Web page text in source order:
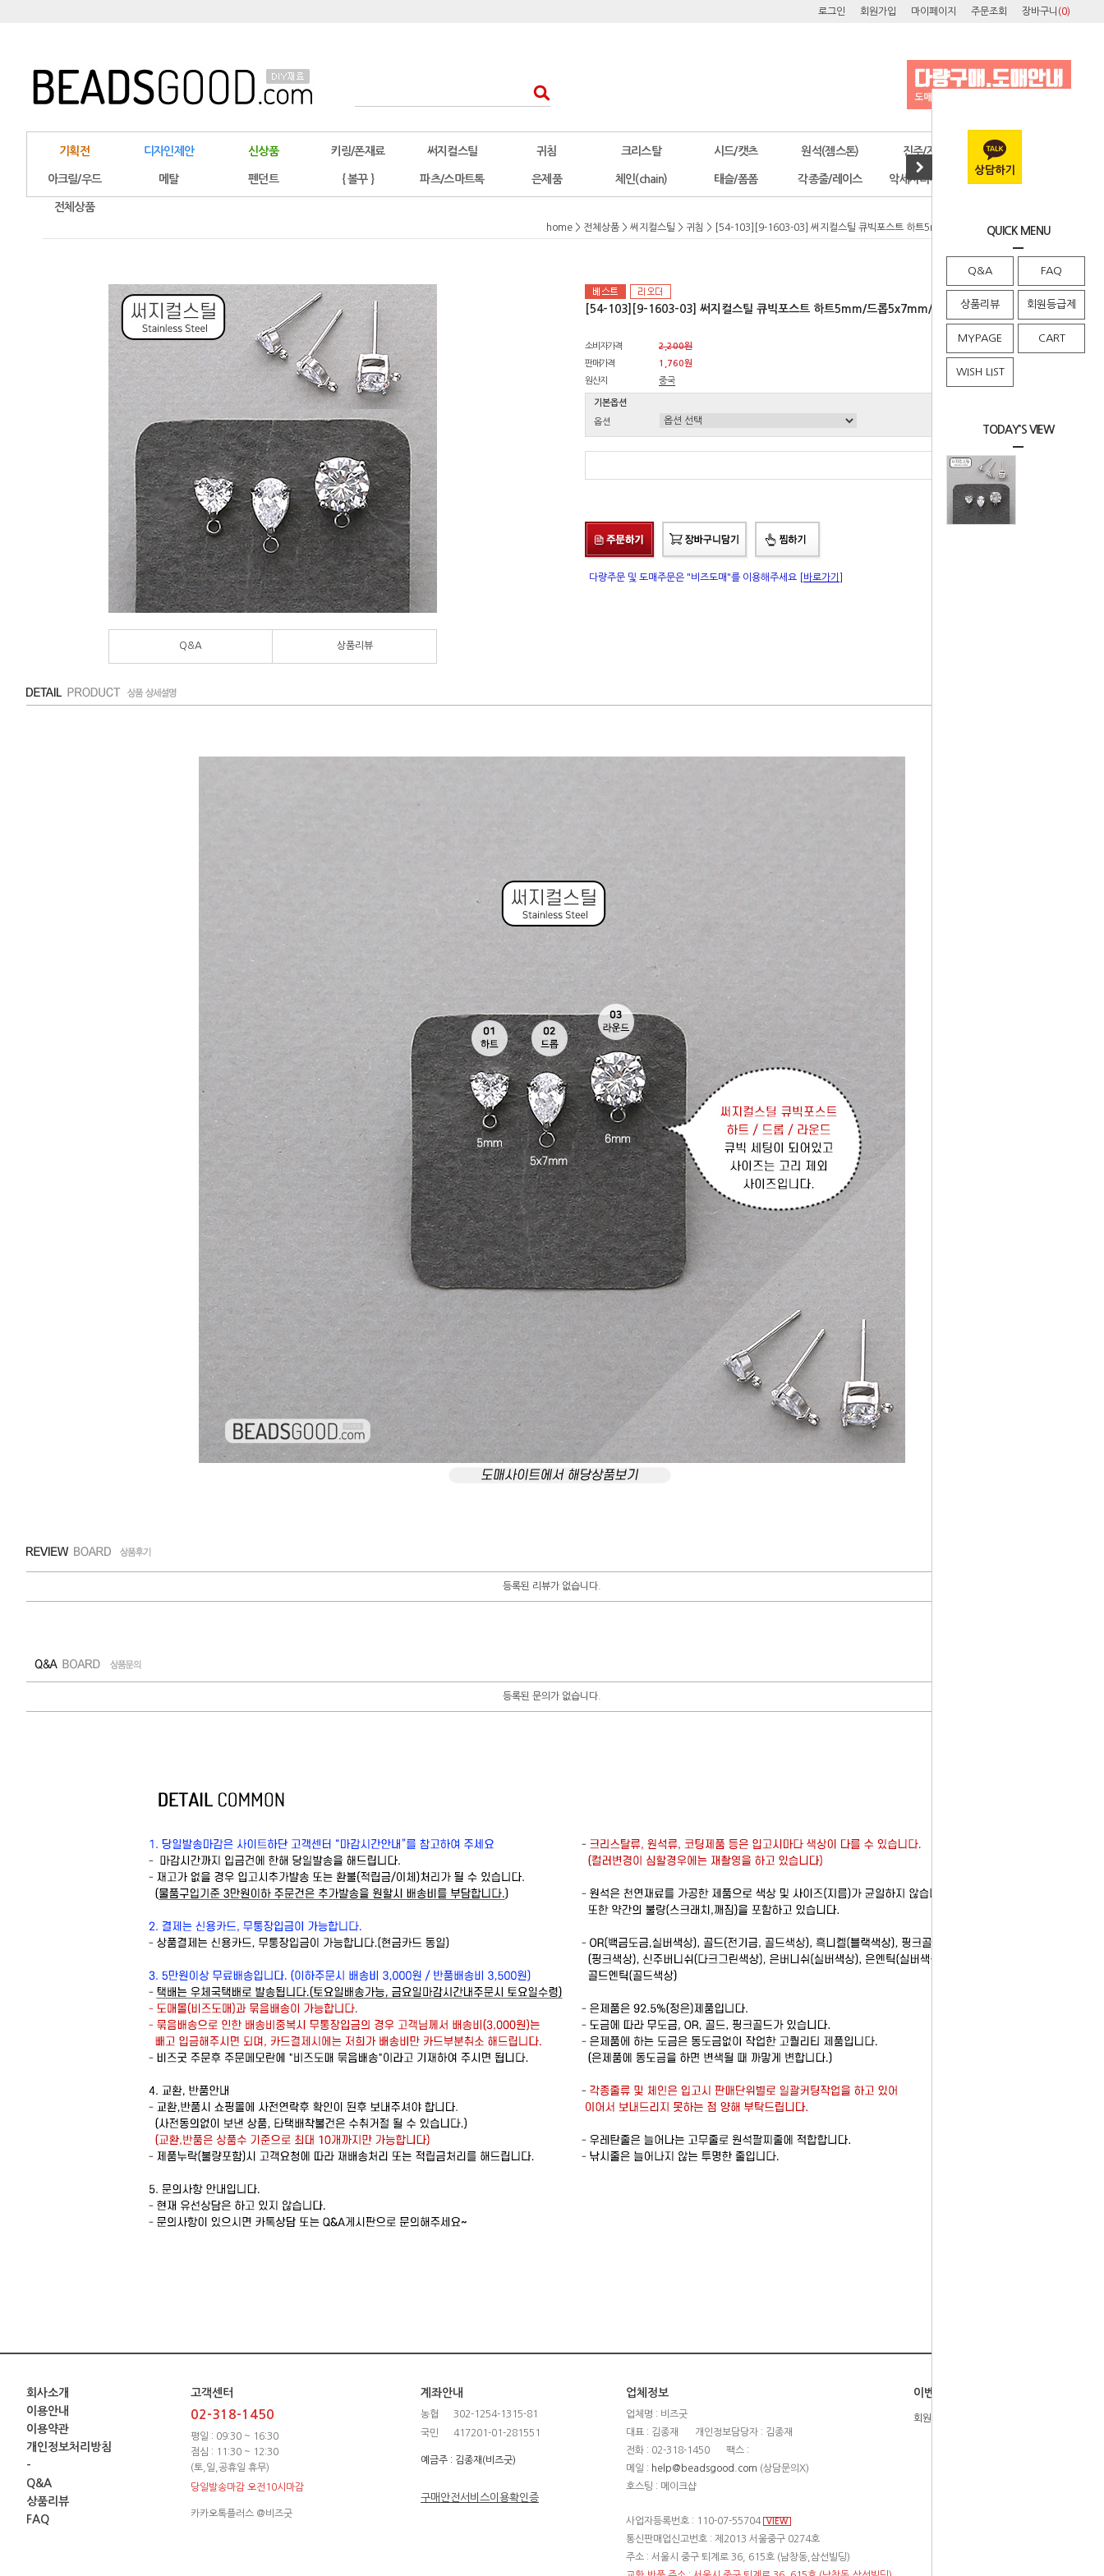
QUICK MENU
Q&A FAQ
상품리뷰 회원등급제
MYPAGE CART
WISH LIST
TODAY'S VIEW
로그인 회원가입 마이페이지 주문조회 장바구니 (0)
기획전 디자인제안 신상품 키링/폰재료 써지컬스틸 귀침 크리스탈 시드/캣츠 원석(젬스톤) 진주/자개 오스트리아
아크릴/우드 메탈 펜던트 { 볼꾸 } 파츠/스마트톡 은제품 체인(chain) 태슬/폼폼 각종줄/레이스 악세사리부자재 공구/포장
전체상품
home > 전체상품 > 써지컬스틸 > 귀침 > [54-103][9-1603-03] 써지컬스틸 큐빅포스트 하트5mm/드롭5x7mm/라운드6mm
Q&A 상품리뷰
[54-103][9-1603-03] 써지컬스틸 큐빅포스트 하트5mm/드롭5x7mm/라운드6mm
소비자가격
2,200원
판매가격
1,760원
원산지
중국
기본옵션
옵션
다량주문 및 도매주문은 "비즈도매"를 이용해주세요 [바로가기]
등록된 리뷰가 없습니다.
등록된 문의가 없습니다.
회사소개
이용안내
이용약관
개인정보처리방침
-
Q&A
상품리뷰
FAQ
고객센터
02-318-1450
평일 : 09:30 ~ 16:30
점심 : 11:30 ~ 12:30
(토,일,공휴일 휴무)
당일발송마감 오전10시마감
카카오톡플러스 @비즈굿
계좌안내
농협
302-1254-1315-81
국민
417201-01-281551
예금주 : 김종재(비즈굿)
구매안전서비스이용확인증
업체정보
업체명 : 비즈굿
대표 : 김종재
개인정보담당자 : 김종재
전화 : 02-318-1450
팩스 :
메일 : help@beadsgood.com (상담문의X)
호스팅 : 메이크샵
사업자등록번호 : 110-07-55704 VIEW
통신판매업신고번호 : 제2013 서울중구 0274호
주소 : 서울시 중구 퇴계로 36, 615호 (남창동,삼선빌딩)
이벤트
회원등급제